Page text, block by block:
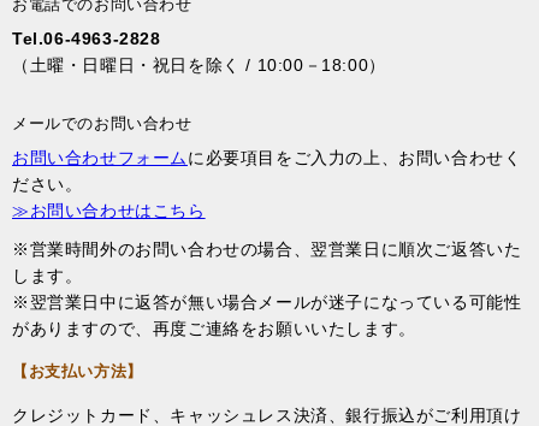
お電話でのお問い合わせ
Tel.06-4963-2828
（土曜・日曜日・祝日を除く / 10:00－18:00）
メールでのお問い合わせ
お問い合わせフォームに必要項目をご入力の上、お問い合わせく
ださい。
≫お問い合わせはこちら
※営業時間外のお問い合わせの場合、翌営業日に順次ご返答いた
します。
※翌営業日中に返答が無い場合メールが迷子になっている可能性
がありますので、再度ご連絡をお願いいたします。
【お支払い方法】
クレジットカード、キャッシュレス決済、銀行振込がご利用頂け